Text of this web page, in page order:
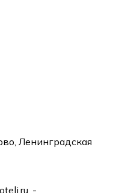
Ленинградская